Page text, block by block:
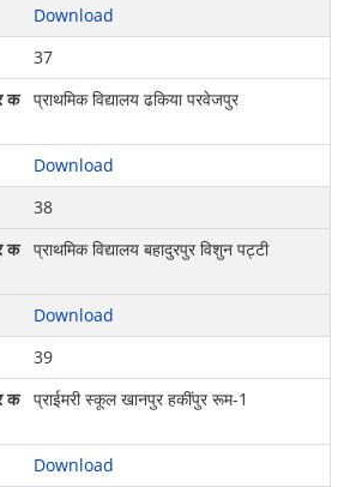
Download
37
प्राथमिक विद्यालय ढकिया परवेजपुर
Download
38
प्राथमिक विद्यालय बहादुरपुर विशुन पट्टी
Download
39
प्राईमरी स्कूल खानपुर हकींपुर रूम-1
Download